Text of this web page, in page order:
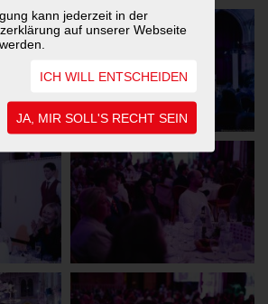
kann jederzeit in der
auf unserer Webseite
ICH WILL ENTSCHEIDEN
JA, MIR SOLL'S RECHT SEIN